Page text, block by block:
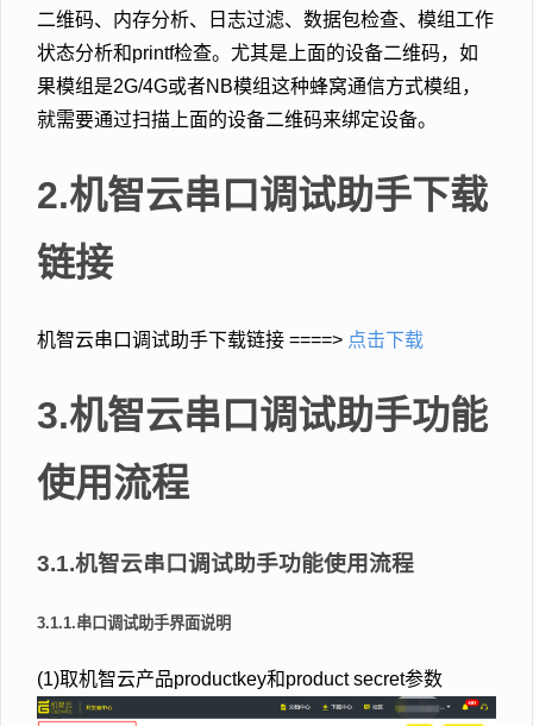
二维码、内存分析、日志过滤、数据包检查、模组工作
状态分析和printf检查。尤其是上面的设备二维码，如
果模组是2G/4G或者NB模组这种蜂窝通信方式模组，
就需要通过扫描上面的设备二维码来绑定设备。
2.机智云串口调试助手下载
链接
机智云串口调试助手下载链接 ====> 点击下载
3.机智云串口调试助手功能
使用流程
3.1.机智云串口调试助手功能使用流程
3.1.1.串口调试助手界面说明
(1)取机智云产品productkey和product secret参数